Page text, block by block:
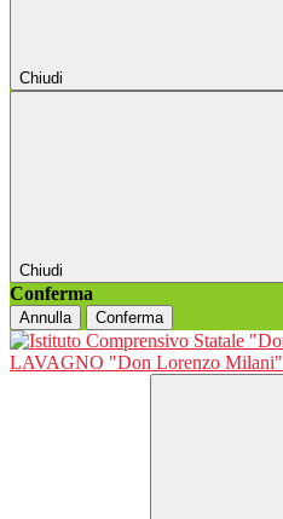
Chiudi
Chiudi
Conferma
Annulla Conferma
LAVAGNO "Don Lorenzo Milani"